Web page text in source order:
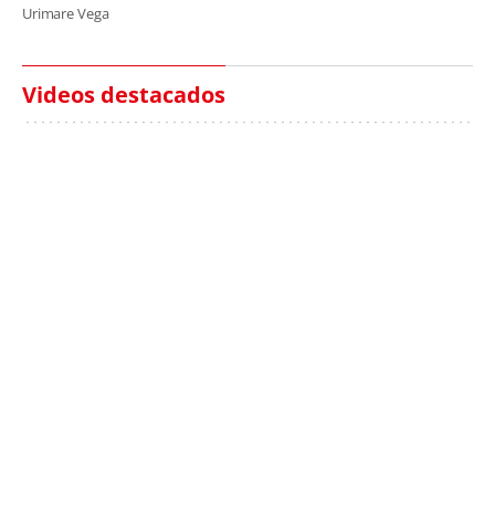
Urimare Vega
Videos destacados